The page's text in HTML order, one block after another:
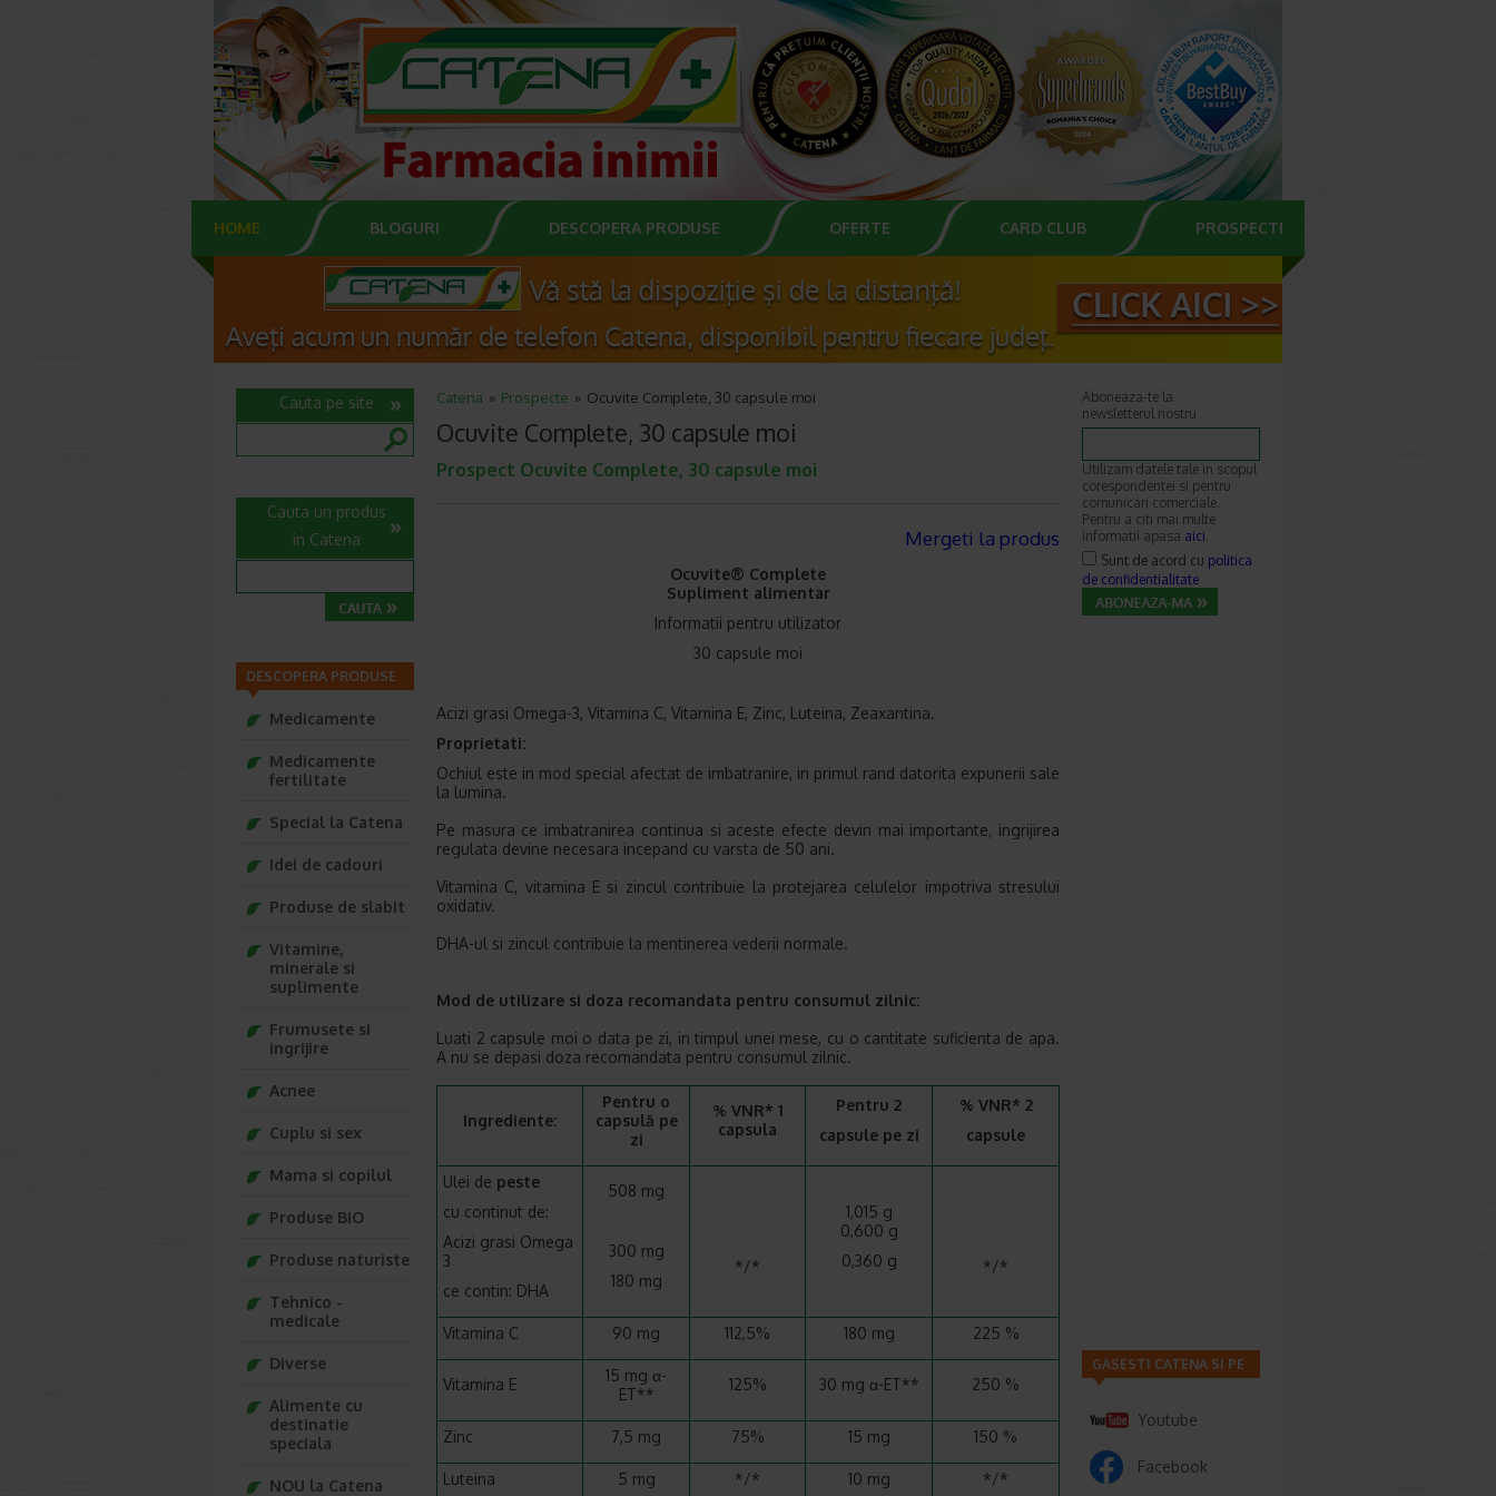
HOME BLOGURI DESCOPERA PRODUSE OFERTE CARD CLUB PROSPECTE
Catena Prospecte Ocuvite Complete, 30 capsule moi
Ocuvite Complete, 30 capsule moi
Prospect Ocuvite Complete, 30 capsule moi
Mergeti la produs
Ocuvite® Complete
Supliment alimentar
Informatii pentru utilizator
30 capsule moi
Acizi grasi Omega-3, Vitamina C, Vitamina E, Zinc, Luteina, Zeaxantina.
Proprietati:
Ochiul este in mod special afectat de imbatranire, in primul rand datorita expunerii sale
la lumina.
Pe masura ce imbatranirea continua si aceste efecte devin mai importante, ingrijirea
regulata devine necesara incepand cu varsta de 50 ani.
Vitamina C, vitamina E si zincul contribuie la protejarea celulelor impotriva stresului
oxidativ.
DHA-ul si zincul contribuie la mentinerea vederii normale.
Mod de utilizare si doza recomandata pentru consumul zilnic:
Luati 2 capsule moi o data pe zi, in timpul unei mese, cu o cantitate suficienta de apa.
A nu se depasi doza recomandata pentru consumul zilnic.
Ingrediente:
Pentru o
capsulă pe
zi
% VNR* 1
capsula
Pentru 2
capsule pe zi
% VNR* 2
capsule
Ulei de peste
cu continut de:
Acizi grasi Omega
3
ce contin: DHA
508 mg
300 mg
180 mg
*/*
1,015 g
0,600 g
0,360 g
*/*
Vitamina C 90 mg 112,5% 180 mg 225 %
Vitamina E
15 mg α-
ET**
125% 30 mg α-ET** 250 %
Zinc 7,5 mg 75% 15 mg 150 %
Luteina 5 mg */* 10 mg */*
Cauta pe site
Cauta un produs
in Catena
DESCOPERA PRODUSE
Medicamente
Medicamente
fertilitate
Special la Catena
Idei de cadouri
Produse de slabit
Vitamine,
minerale si
suplimente
Frumusete si
ingrijire
Acnee
Cuplu si sex
Mama si copilul
Produse BIO
Produse naturiste
Tehnico -
medicale
Diverse
Alimente cu
destinatie
speciala
NOU la Catena
Aboneaza-te la
newsletterul nostru
Utilizam datele tale in scopul
corespondentei si pentru
comunicari comerciale.
Pentru a citi mai multe
informatii apasa aici.
Sunt de acord cu politica
de confidentialitate
GASESTI CATENA SI PE
Youtube
Facebook